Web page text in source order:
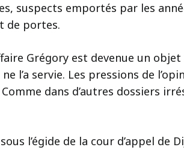
suspects emportés par les
de portes.
Grégory est devenue un
l’a servie. Les pressions de
dans d’autres dossiers
l’égide de la cour d’appel de